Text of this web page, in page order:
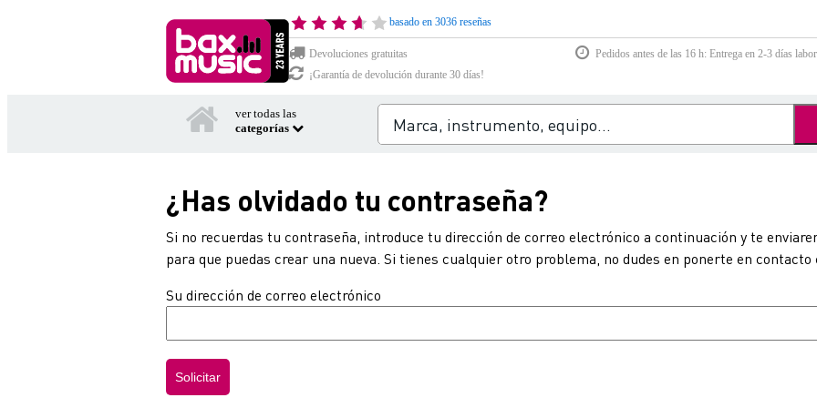
basado en 3036 reseñas
Devoluciones gratuitas
Pedidos antes de las 16 h: Entrega en 2-3 días
¡Garantía de devolución durante 30 días!
ver todas las
categorías
¿Has olvidado tu contraseña?
Si no recuerdas tu contraseña, introduce tu dirección de correo electrónico a continuación y te
para que puedas crear una nueva. Si tienes cualquier otro problema, no dudes en ponerte en
Su dirección de correo electrónico
Solicitar